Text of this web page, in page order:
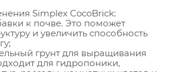
Simplex CocoBrick:
к почве. Это поможет
и увеличить способность
грунт для выращивания
для гидропоники,